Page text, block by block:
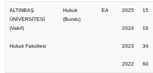
ALTINBAŞ
ÜNİVERSİTESİ
(Vakıf)
Hukuk Fakültesi
Hukuk
(Burslu)
EA 2025
2024
2023
2022
15
16
34
60